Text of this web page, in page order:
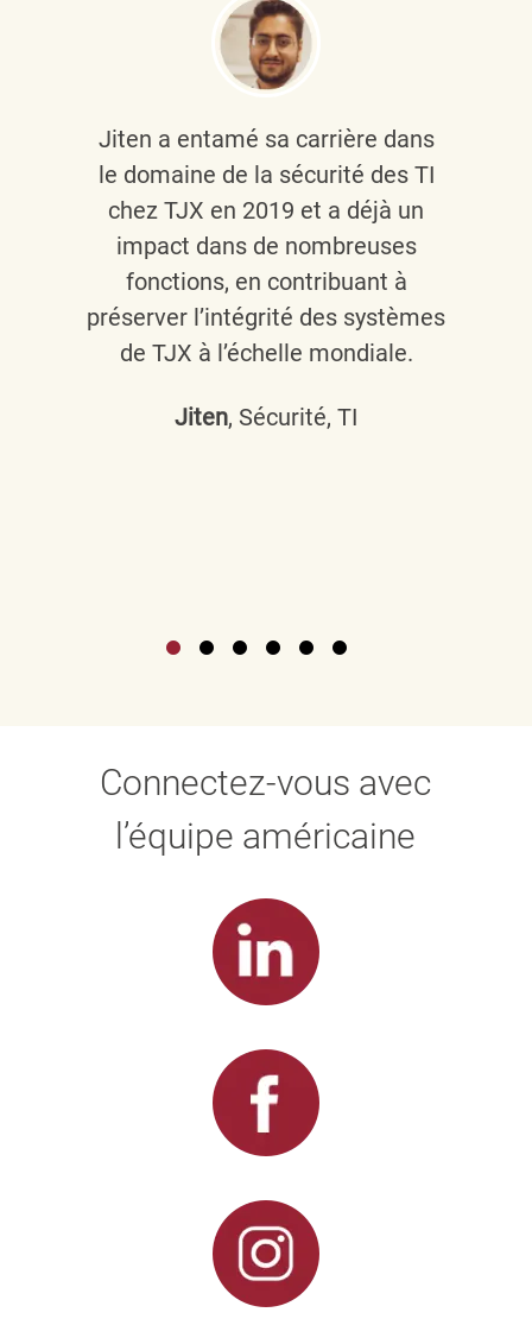
Jiten a entamé sa carrière dans
le domaine de la sécurité des TI
chez TJX en 2019 et a déjà un
impact dans de nombreuses
fonctions, en contribuant à
préserver l’intégrité des systèmes
de TJX à l’échelle mondiale.
Jiten, Sécurité, TI
Connectez-vous avec
l’équipe américaine